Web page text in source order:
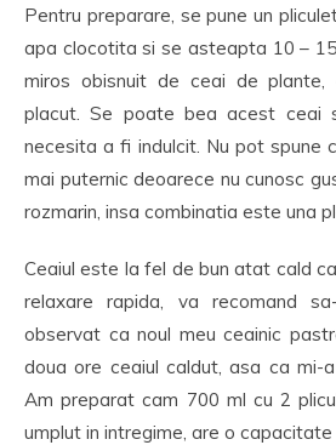
Pentru preparare, se pune un
apa clocotita si se asteapta 10 –
miros obisnuit de ceai de plante,
placut. Se poate bea acest ceai
necesita a fi indulcit. Nu pot spune
mai puternic deoarece nu cunosc
rozmarin, insa combinatia este una
Ceaiul este la fel de bun atat cald
relaxare rapida, va recomand
observat ca noul meu ceainic
doua ore ceaiul caldut, asa ca mi-
Am preparat cam 700 ml cu 2
umplut in intregime, are o